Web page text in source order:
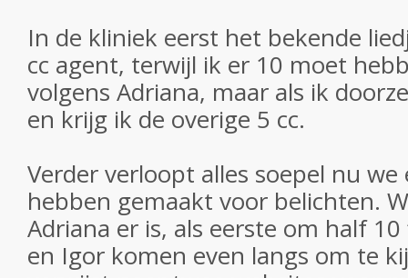
In de kliniek eerst het bekende
cc agent, terwijl ik er 10 moet
volgens Adriana, maar als ik
en krijg ik de overige 5 cc.
Verder verloopt alles soepel nu
hebben gemaakt voor belichten.
Adriana er is, als eerste om half 10
en Igor komen even langs om te